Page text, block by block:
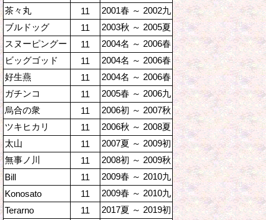
茶々丸
11
2001春 ～ 2002九
ブルドッグ
11
2003秋 ～ 2005夏
スヌーピングー
11
2004名 ～ 2006春
ビッグゴッド
11
2004名 ～ 2006春
好生燕
11
2004名 ～ 2006春
ガチンコ
11
2005春 ～ 2006九
烏合の衆
11
2006初 ～ 2007秋
ツキヒカリ
11
2006秋 ～ 2008夏
太山
11
2007夏 ～ 2009初
無事ノ川
11
2008初 ～ 2009秋
Bill
11
2009春 ～ 2010九
Konosato
11
2009春 ～ 2010九
Terarno
11
2017夏 ～ 2019初